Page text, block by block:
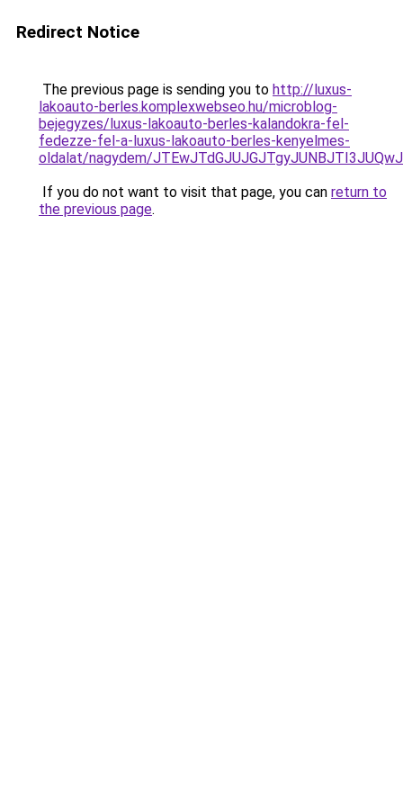
Redirect Notice
The previous page is sending you to http://luxus-
lakoauto-berles.komplexwebseo.hu/microblog-
bejegyzes/luxus-lakoauto-berles-kalandokra-fel-
fedezze-fel-a-luxus-lakoauto-berles-kenyelmes-
oldalat/nagydem/
If you do not want to visit that page, you can return to
the previous page.